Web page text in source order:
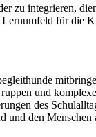
zu integrieren,
für die
und
des
und den